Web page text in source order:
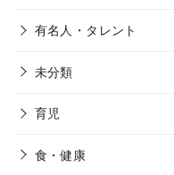
有名人・タレント
未分類
育児
食・健康